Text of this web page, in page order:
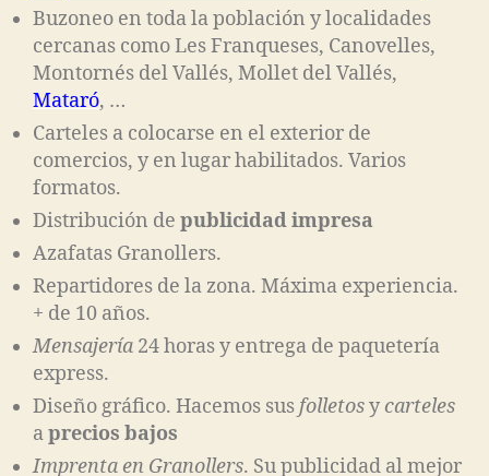
Buzoneo en toda la población y localidades
cercanas como Les Franqueses, Canovelles,
Montornés del Vallés, Mollet del Vallés,
Mataró, …
Carteles a colocarse en el exterior de
comercios, y en lugar habilitados. Varios
formatos.
Distribución de publicidad impresa
Azafatas Granollers.
Repartidores de la zona. Máxima experiencia.
+ de 10 años.
Mensajería 24 horas y entrega de paquetería
express.
Diseño gráfico. Hacemos susfolletosy carteles
aprecios bajos
Imprenta en Granollers. Su publicidad al mejor